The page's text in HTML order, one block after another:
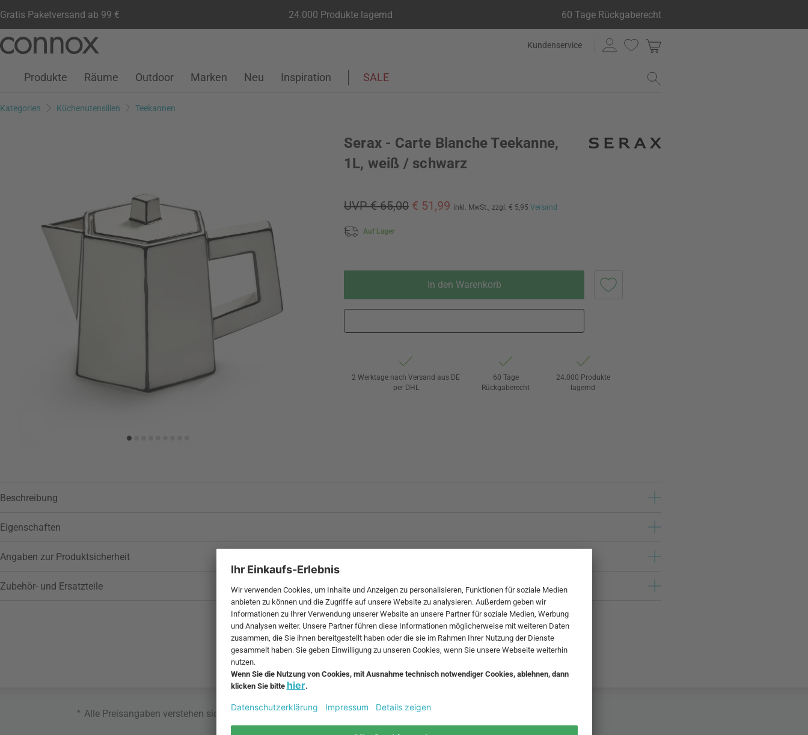
Gratis Paketversand ab 99 € 24.000 Produkte lagernd 60 Tage Rückgaberecht
Seiteninhalt
Suchfeld
Kundenservice
Kundenkonto
Wunschliste
Warenkorb
Produkte Räume Outdoor Marken Neu Inspiration SALE
Kategorien Küchenutensilien Teekannen
Serax - Carte Blanche Teekanne,
1L, weiß / schwarz
UVP € 65,00 € 51,99 inkl. MwSt., zzgl. € 5,95 Versand
Auf Lager
In den Warenkorb
2 Werktage nach Versand aus DE
per DHL
60 Tage
Rückgaberecht
24.000 Produkte
lagernd
Beschreibung
Eigenschaften
Angaben zur Produktsicherheit
Zubehör- und Ersatzteile
* Alle Preisangaben verstehen sich inklusive MwSt. und zzgl.Versandkosten.